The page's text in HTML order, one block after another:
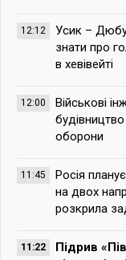
12:12
Усик –
знати про
в хевівейті
12:00
Військові
будівництво
оборони
11:45
Росія
на двох
розкрила
11:22
Підрив